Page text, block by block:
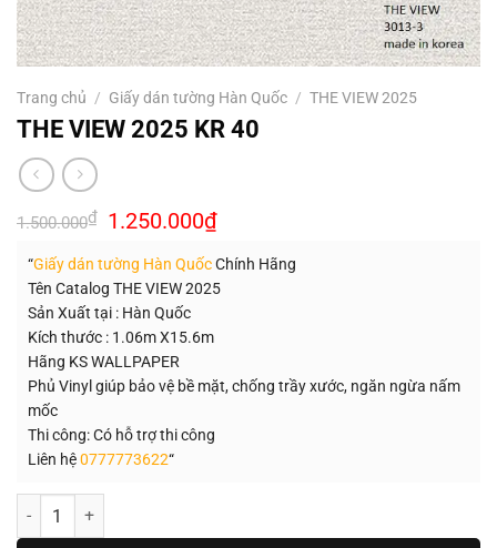
Trang chủ / Giấy dán tường Hàn Quốc / THE VIEW 2025
THE VIEW 2025 KR 40
1.500.000₫ Giá
gốc
1.500.000₫.
1.250.000₫Giá
hiện
là:
1.250.000₫.
“Giấy dán tường Hàn QuốcChính Hãng
Tên Catalog THE VIEW 2025
Sản Xuất tại : Hàn Quốc
Kích thước : 1.06m X15.6m
Hãng KS WALLPAPER
Phủ Vinyl giúp bảo vệ bề mặt, chống trầy xước, ngăn ngừa nấm
mốc
Thi công: Có hỗ trợ thi công
Liên hệ0777773622“
Số lượng